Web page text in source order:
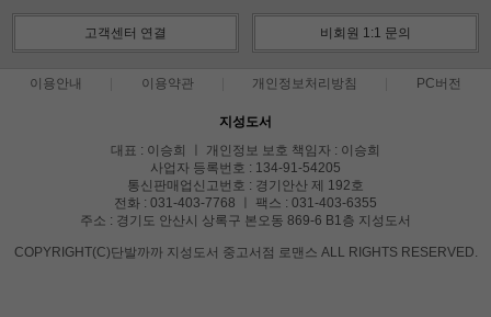
고객센터 연결 비회원 1:1 문의
이용안내 이용약관 개인정보처리방침 PC버전
지성도서
대표 : 이승희 ㅣ 개인정보 보호 책임자 : 이승희
사업자 등록번호 : 134-91-54205
통신판매업신고번호 : 경기안산 제 192호
전화 : 031-403-7768 ㅣ 팩스 : 031-403-6355
주소 : 경기도 안산시 상록구 본오동 869-6 B1층 지성도서
COPYRIGHT(C)단발까까 지성도서 중고서점 로맨스 ALL RIGHTS RESERVED.